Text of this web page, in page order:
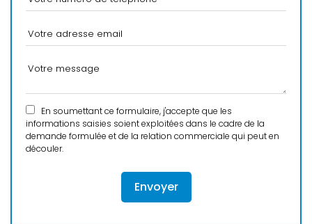
En soumettant ce formulaire, j'accepte que les
informations saisies soient exploitées dans le cadre de la
demande formulée et de la relation commerciale qui peut en
découler.